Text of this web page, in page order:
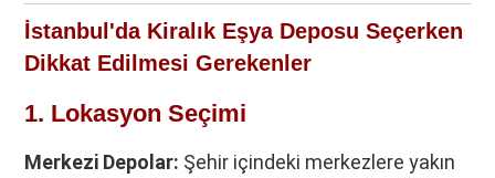
İstanbul'da Kiralık Eşya Deposu Seçerken
Dikkat Edilmesi Gerekenler
1. Lokasyon Seçimi
Merkezi Depolar: Şehir içindeki merkezlere yakın